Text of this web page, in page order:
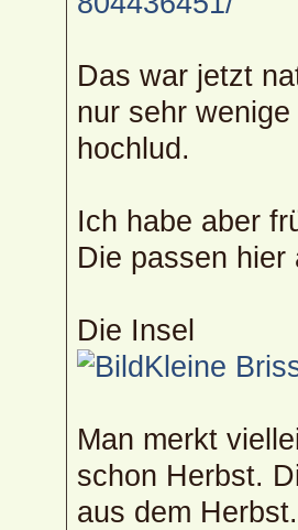
Das war jetzt
nur sehr
hochlud.
Ich habe aber
Die passen
Die Insel
Kleine
Man merkt
schon Herbst.
aus dem Herbst.